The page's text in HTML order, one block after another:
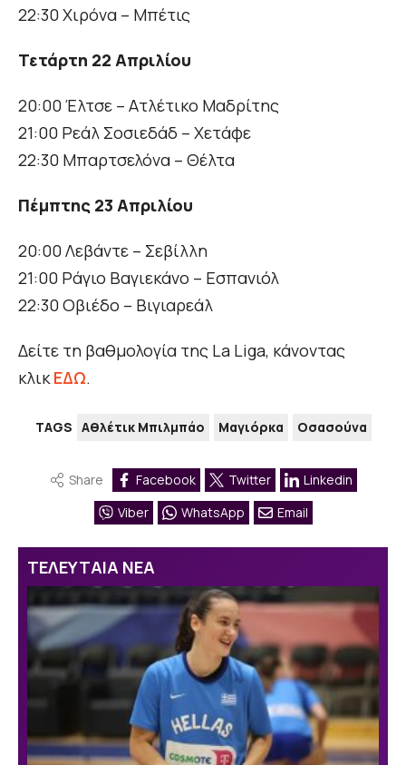
22:30 Χιρόνα – Μπέτις
Τετάρτη 22 Απριλίου
20:00 Έλτσε – Ατλέτικο Μαδρίτης
21:00 Ρεάλ Σοσιεδάδ – Χετάφε
22:30 Μπαρτσελόνα – Θέλτα
Πέμπτης 23 Απριλίου
20:00 Λεβάντε – Σεβίλλη
21:00 Ράγιο Βαγιεκάνο – Εσπανιόλ
22:30 Οβιέδο – Βιγιαρεάλ
Δείτε τη βαθμολογία της La Liga, κάνοντας
κλικΕΔΩ.
TAGS Αθλέτικ Μπιλμπάο Μαγιόρκα Οσασούνα
Share Facebook Twitter
Linkedin
Viber
WhatsApp Email
ΤΕΛΕΥΤΑΙΑ ΝΕΑ